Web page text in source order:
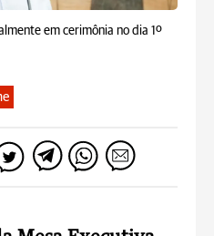
em cerimônia no dia 1º